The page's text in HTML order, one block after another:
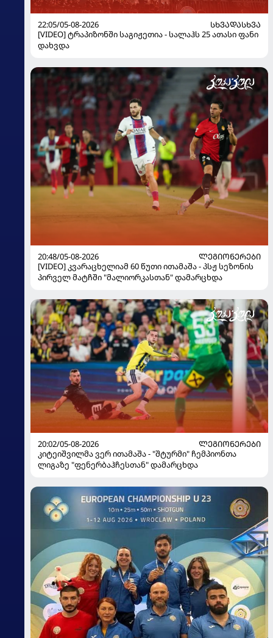
22:05/05-08-2026
ᲡᲮᲕᲐᲓᲐᲡᲮᲕᲐ
[VIDEO] ტრაპიზონში საგიჟეთია - სალაჰს 25 ათასი ფანი
დახვდა
20:48/05-08-2026
ᲚᲔᲒᲘᲝᲜᲔᲠᲔᲑᲘ
[VIDEO] კვარაცხელიამ 60 წუთი ითამაშა - პსჟ სეზონის
პირველ მატჩში "მალიორკასთან" დამარცხდა
20:02/05-08-2026
ᲚᲔᲒᲘᲝᲜᲔᲠᲔᲑᲘ
კიტეიშვილმა ვერ ითამაშა - "შტურმი" ჩემპიონთა
ლიგაზე "ფენერბაჰჩესთან" დამარცხდა